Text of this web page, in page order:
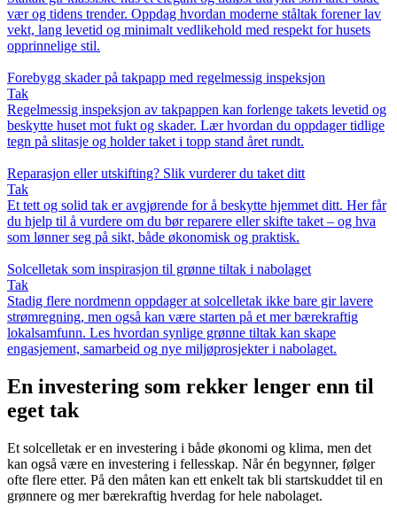
vær og tidens trender. Oppdag hvordan moderne ståltak forener lav
vekt, lang levetid og minimalt vedlikehold med respekt for husets
opprinnelige stil.
Forebygg skader på takpapp med regelmessig inspeksjon
Tak
Regelmessig inspeksjon av takpappen kan forlenge takets levetid og
beskytte huset mot fukt og skader. Lær hvordan du oppdager tidlige
tegn på slitasje og holder taket i topp stand året rundt.
Reparasjon eller utskifting? Slik vurderer du taket ditt
Tak
Et tett og solid tak er avgjørende for å beskytte hjemmet ditt. Her får
du hjelp til å vurdere om du bør reparere eller skifte taket – og hva
som lønner seg på sikt, både økonomisk og praktisk.
Solcelletak som inspirasjon til grønne tiltak i nabolaget
Tak
Stadig flere nordmenn oppdager at solcelletak ikke bare gir lavere
strømregning, men også kan være starten på et mer bærekraftig
lokalsamfunn. Les hvordan synlige grønne tiltak kan skape
engasjement, samarbeid og nye miljøprosjekter i nabolaget.
En investering som rekker lenger enn til
eget tak
Et solcelletak er en investering i både økonomi og klima, men det
kan også være en investering i fellesskap. Når én begynner, følger
ofte flere etter. På den måten kan ett enkelt tak bli startskuddet til en
grønnere og mer bærekraftig hverdag for hele nabolaget.